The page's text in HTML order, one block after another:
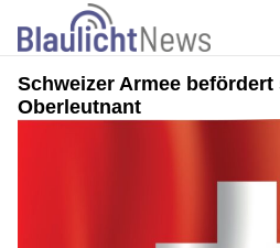
Schweizer Armee
Oberleutnant